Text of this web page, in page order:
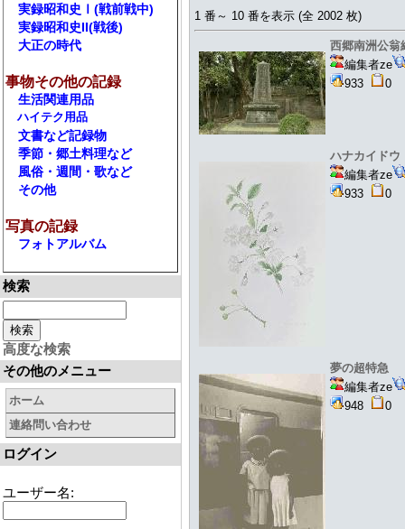
実録昭和史Ⅰ(戦前戦中)
実録昭和史II(戦後)
大正の時代
事物その他の記録
生活関連用品
ハイテク用品
文書など記録物
季節・郷土料理など
風俗・週間・歌など
その他
写真の記録
フォトアルバム
検索
高度な検索
その他のメニュー
ホーム
連絡問い合わせ
ログイン
ユーザー名:
1 番～ 10 番を表示 (全 2002 枚)
西郷南洲公
編集者ze
933
0
ハナカイド
編集者ze
933
0
夢の超
編集者ze
948
0